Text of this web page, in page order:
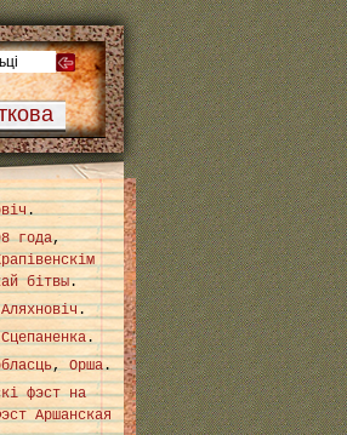
.
года,
бітвы.
.
.
,Орша.
фэст на
Аршанская